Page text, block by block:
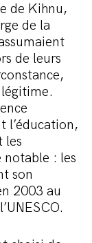
de Kihnu,
de la
de leurs
l’éducation,
les
: les
son
2003 au